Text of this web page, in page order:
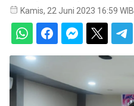
Kamis, 22 Juni 2023 16:59 WIB